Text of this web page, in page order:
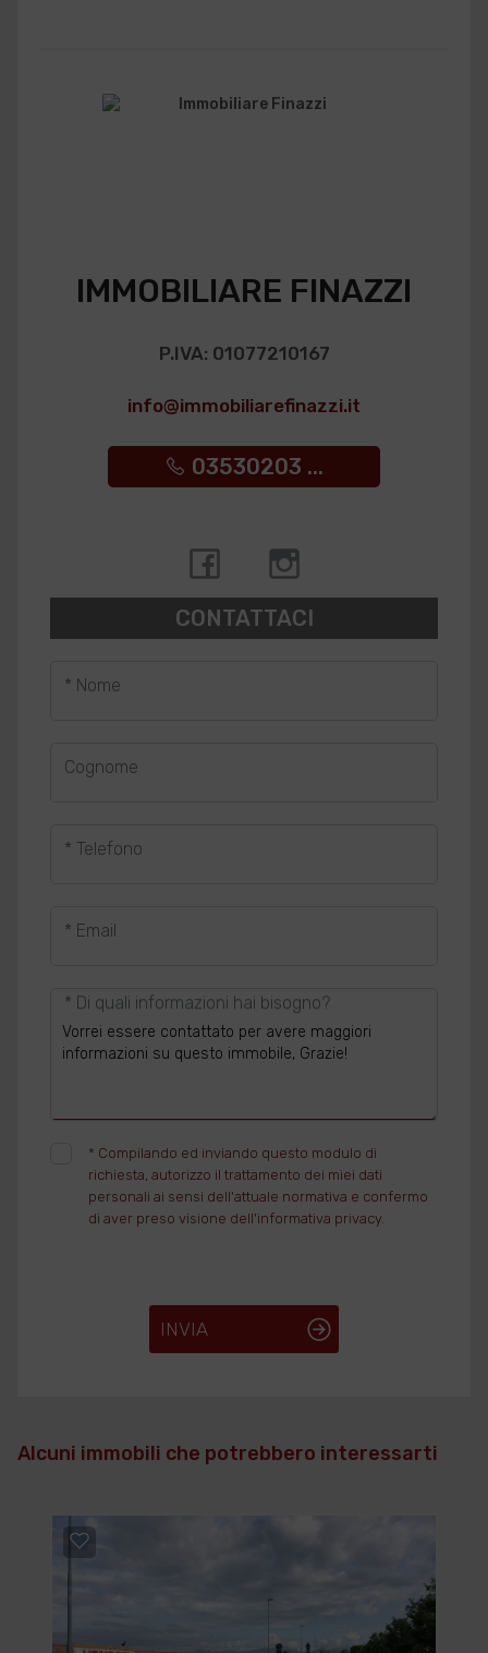
IMMOBILIARE FINAZZI
P.IVA: 01077210167
info@immobiliarefinazzi.it
03530203 ...
CONTATTACI
* Nome
Cognome
* Telefono
* Email
* Di quali informazioni hai bisogno?
* Compilando ed inviando questo modulo di
richiesta, autorizzo il trattamento dei miei dati
personali ai sensi dell'attuale normativa e confermo
di aver preso visione dell'informativa privacy.
INVIA
Alcuni immobili che potrebbero interessarti